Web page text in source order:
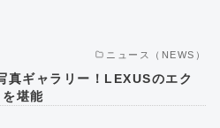
ニュース（NEWS）
ギャラリー！LEXUSのエク
堪能